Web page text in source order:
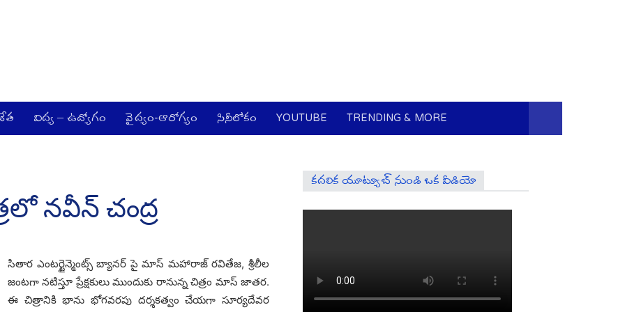
విద్య – ఉద్యోగం వైద్యం-ఆరోగ్యం సినీలోకం YOUTUBE TRENDING & MORE
నవీన్ చంద్ర
సితార ఎంటర్టైన్మెంట్స్ బ్యానర్ పై మాస్ మహారాజ్ రవితేజ, శ్రీలీల
జంటగా నటిస్తూ ప్రేక్షకులు ముందుకు రానున్న చిత్రం మాస్ జాతర.
ఈ చిత్రానికి భాను భోగవరపు దర్శకత్వం చేయగా సూర్యదేవర
కదలిక యూట్యూబ్ నుండి ఒక వీడియో